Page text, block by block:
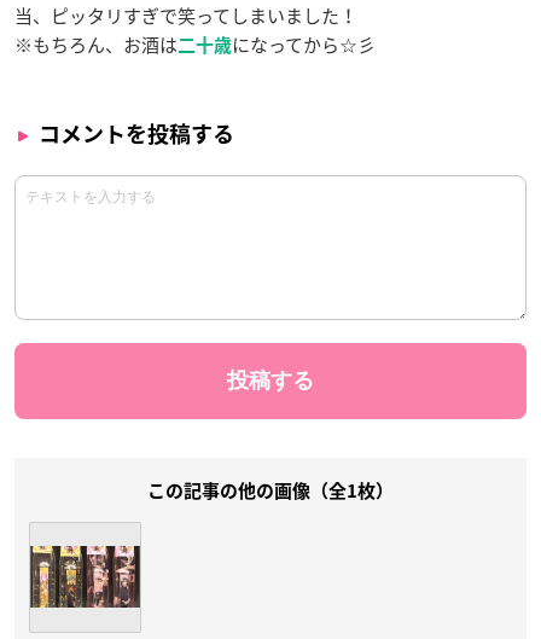
当、ピッタリすぎで笑ってしまいました！
※もちろん、お酒は 二十歳になってから☆彡
コメントを投稿する
この記事の他の画像（全1枚）